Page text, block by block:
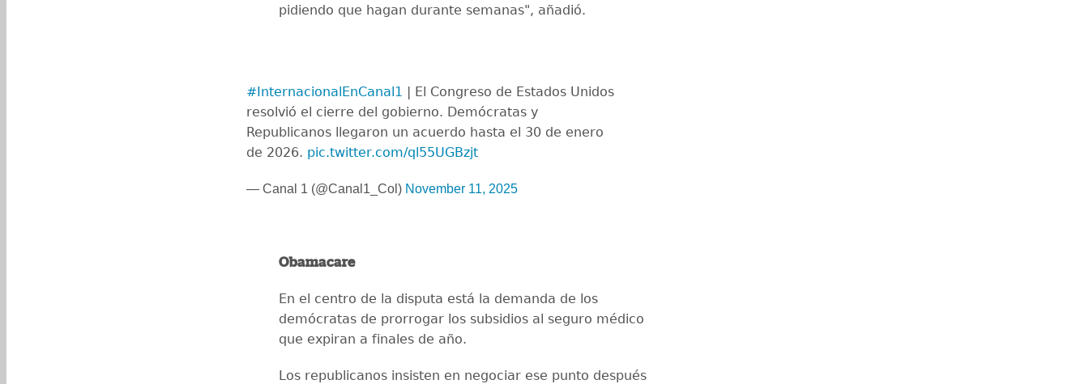
pidiendo que hagan durante semanas", añadió.
#InternacionalEnCanal1 | El Congreso de Estados Unidos
resolvió el cierre del gobierno. Demócratas y
Republicanos llegaron un acuerdo hasta el 30 de enero
de 2026. pic.twitter.com/ql55UGBzjt
— Canal 1 (@Canal1_Col) November 11, 2025
Obamacare
En el centro de la disputa está la demanda de los
demócratas de prorrogar los subsidios al seguro médico
que expiran a finales de año.
Los republicanos insisten en negociar ese punto después